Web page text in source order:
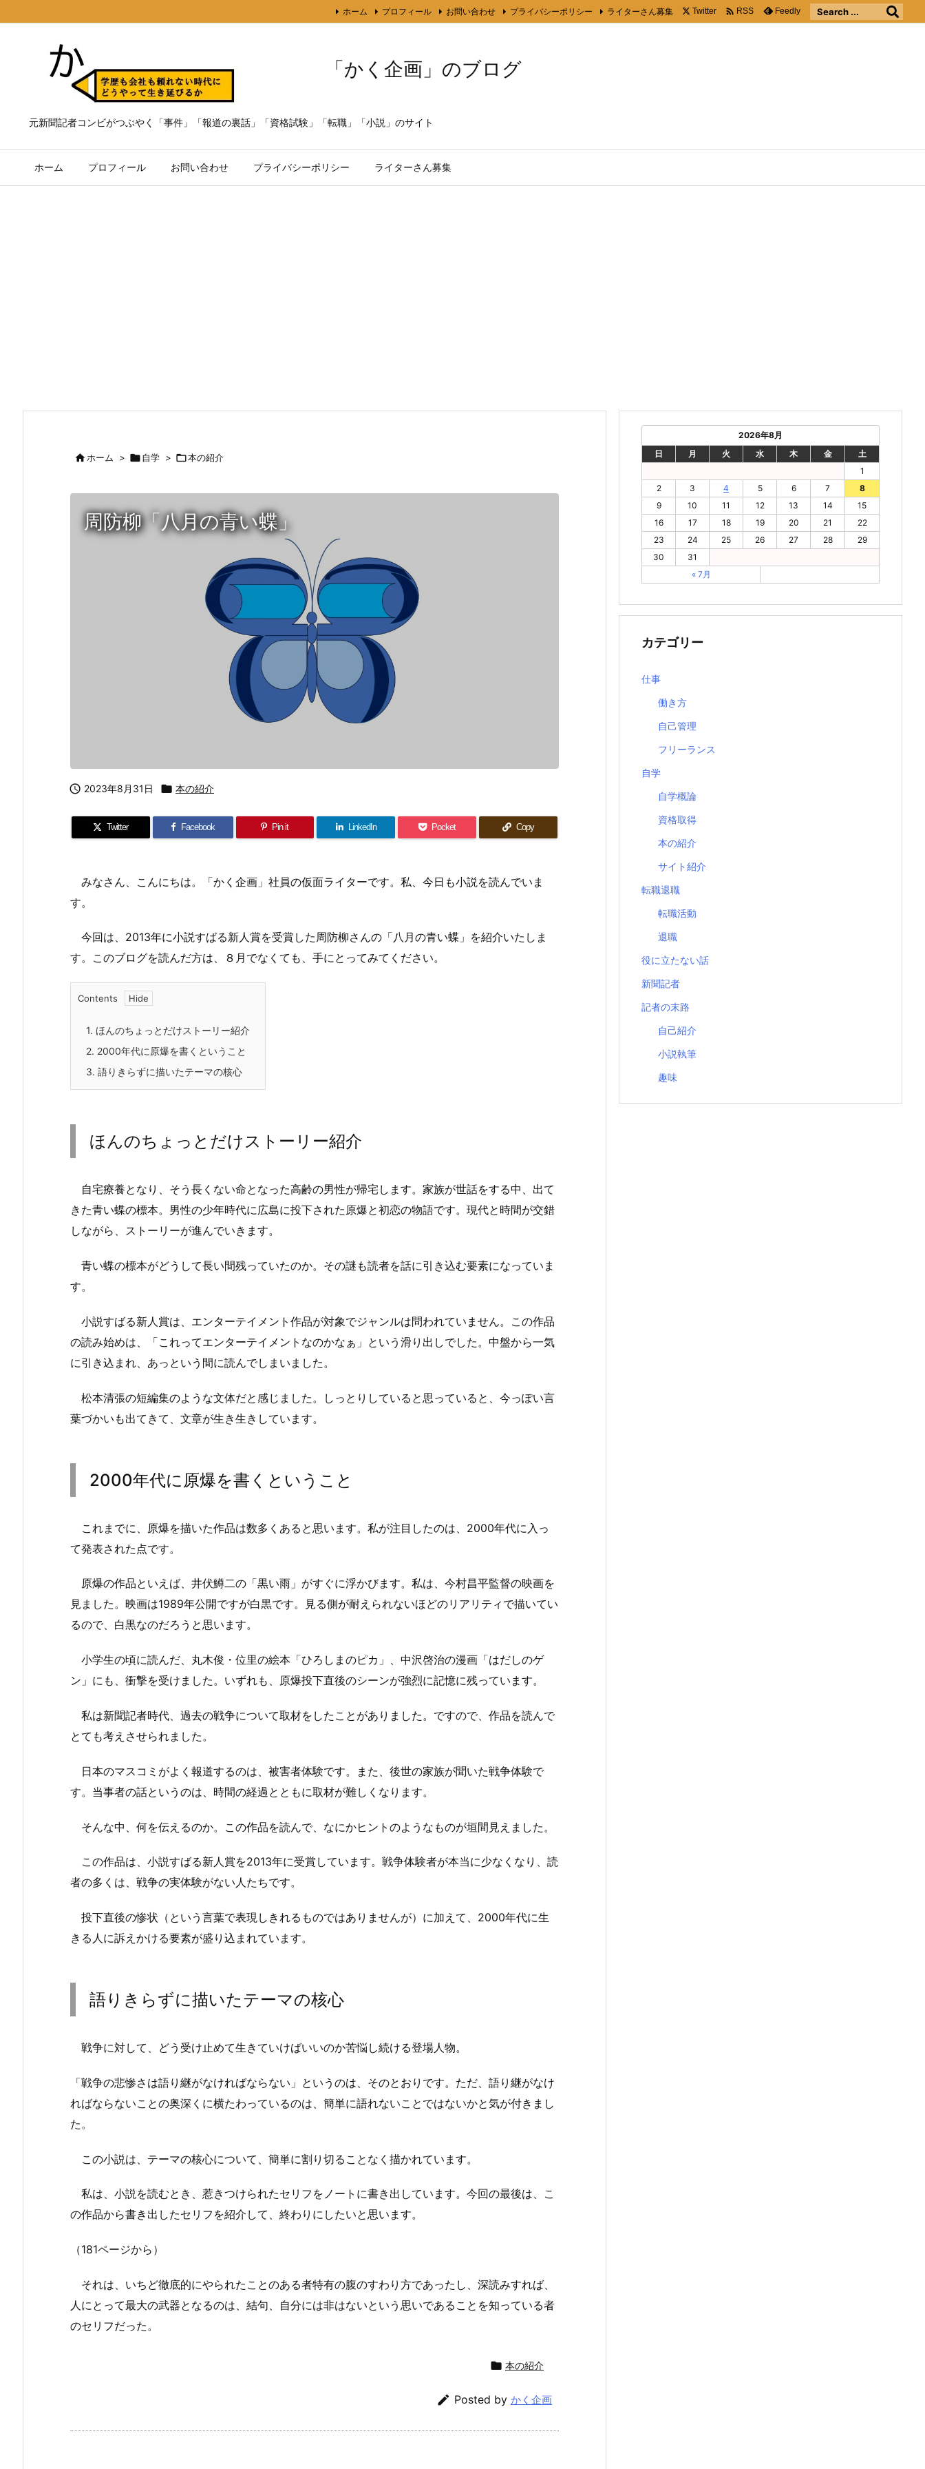
「かく企画」のブログ
元新聞記者コンビがつぶやく「事件」「報道の裏話」「資格試験」「転職」「小説」のサイト
ホーム プロフィール お問い合わせ プライバシーポリシー ライターさん募集
ホーム プロフィール お問い合わせ プライバシーポリシー ライターさん募集 Twitter  RSS Feedly
ホーム > 自学 > 本の紹介
周防柳「八月の青い蝶」
 2023年8月31日  本の紹介
Twitter Facebook Pin it LinkedIn Pocket Copy
みなさん、こんにちは。「かく企画」社員の仮面ライターです。私、今日も小説を読んでいま
す。
今回は、2013年に小説すばる新人賞を受賞した周防柳さんの「八月の青い蝶」を紹介いたしま
す。このブログを読んだ方は、８月でなくても、手にとってみてください。
Contents
1. ほんのちょっとだけストーリー紹介
2. 2000年代に原爆を書くということ
3. 語りきらずに描いたテーマの核心
ほんのちょっとだけストーリー紹介
自宅療養となり、そう長くない命となった高齢の男性が帰宅します。家族が世話をする中、出て
きた青い蝶の標本。男性の少年時代に広島に投下された原爆と初恋の物語です。現代と時間が交錯
しながら、ストーリーが進んでいきます。
青い蝶の標本がどうして長い間残っていたのか。その謎も読者を話に引き込む要素になっていま
す。
小説すばる新人賞は、エンターテイメント作品が対象でジャンルは問われていません。この作品
の読み始めは、「これってエンターテイメントなのかなぁ」という滑り出しでした。中盤から一気
に引き込まれ、あっという間に読んでしまいました。
松本清張の短編集のような文体だと感じました。しっとりしていると思っていると、今っぽい言
葉づかいも出てきて、文章が生き生きしています。
2000年代に原爆を書くということ
これまでに、原爆を描いた作品は数多くあると思います。私が注目したのは、2000年代に入っ
て発表された点です。
原爆の作品といえば、井伏鱒二の「黒い雨」がすぐに浮かびます。私は、今村昌平監督の映画を
見ました。映画は1989年公開ですが白黒です。見る側が耐えられないほどのリアリティで描いてい
るので、白黒なのだろうと思います。
小学生の頃に読んだ、丸木俊・位里の絵本「ひろしまのピカ」、中沢啓治の漫画「はだしのゲ
ン」にも、衝撃を受けました。いずれも、原爆投下直後のシーンが強烈に記憶に残っています。
私は新聞記者時代、過去の戦争について取材をしたことがありました。ですので、作品を読んで
とても考えさせられました。
日本のマスコミがよく報道するのは、被害者体験です。また、後世の家族が聞いた戦争体験で
す。当事者の話というのは、時間の経過とともに取材が難しくなります。
そんな中、何を伝えるのか。この作品を読んで、なにかヒントのようなものが垣間見えました。
この作品は、小説すばる新人賞を2013年に受賞しています。戦争体験者が本当に少なくなり、読
者の多くは、戦争の実体験がない人たちです。
投下直後の惨状（という言葉で表現しきれるものではありませんが）に加えて、2000年代に生
きる人に訴えかける要素が盛り込まれています。
語りきらずに描いたテーマの核心
戦争に対して、どう受け止めて生きていけばいいのか苦悩し続ける登場人物。
「戦争の悲惨さは語り継がなければならない」というのは、そのとおりです。ただ、語り継がなけ
ればならないことの奥深くに横たわっているのは、簡単に語れないことではないかと気が付きまし
た。
この小説は、テーマの核心について、簡単に割り切ることなく描かれています。
私は、小説を読むとき、惹きつけられたセリフをノートに書き出しています。今回の最後は、こ
の作品から書き出したセリフを紹介して、終わりにしたいと思います。
（181ページから）
それは、いちど徹底的にやられたことのある者特有の腹のすわり方であったし、深読みすれば、
人にとって最大の武器となるのは、結句、自分には非はないという思いであることを知っている者
のセリフだった。
 本の紹介
 Posted by かく企画
2026年8月
日
月 火 水 木 金
土
1
2
3 4 5 6 7
8
9
10 11 12 13 14
15
16
17 18 19 20 21
22
23
24 25 26 27 28
29
30
31
« 7月
カテゴリー
仕事
働き方
自己管理
フリーランス
自学
自学概論
資格取得
本の紹介
サイト紹介
転職退職
転職活動
退職
役に立たない話
新聞記者
記者の末路
自己紹介
小説執筆
趣味